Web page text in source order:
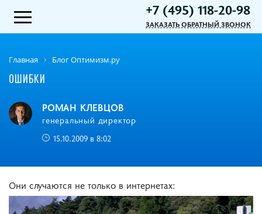
+7 (495) 118-20-98
ЗАКАЗАТЬ ОБРАТНЫЙ ЗВОНОК
Главная Блог Оптимизм.ру
ОШИБКИ
РОМАН КЛЕВЦОВ
генеральный директор
15.10.2009 в 8:02
Они случаются не только в интернетах: